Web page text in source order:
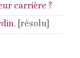
carrière ?
[résolu]